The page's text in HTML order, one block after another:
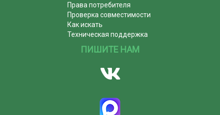
Права потребителя
Проверка совместимости
Как искать
Техническая поддержка
ПИШИТЕ НАМ